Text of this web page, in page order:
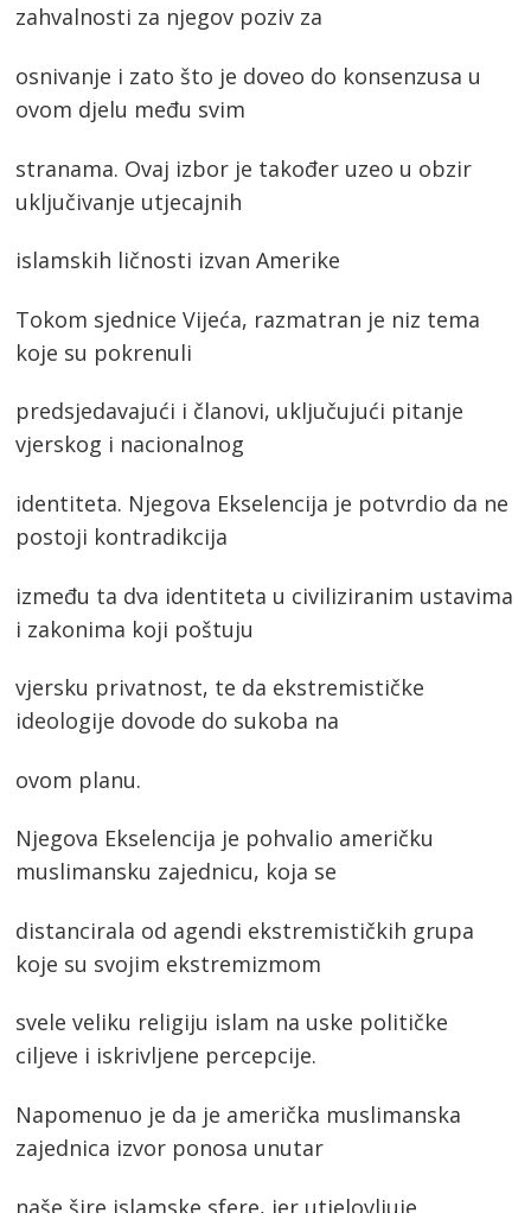
zahvalnosti za njegov poziv za
osnivanje i zato što je doveo do konsenzusa u
ovom djelu među svim
stranama. Ovaj izbor je također uzeo u obzir
uključivanje utjecajnih
islamskih ličnosti izvan Amerike
Tokom sjednice Vijeća, razmatran je niz tema
koje su pokrenuli
predsjedavajući i članovi, uključujući pitanje
vjerskog i nacionalnog
identiteta. Njegova Ekselencija je potvrdio da ne
postoji kontradikcija
između ta dva identiteta u civiliziranim ustavima
i zakonima koji poštuju
vjersku privatnost, te da ekstremističke
ideologije dovode do sukoba na
ovom planu.
Njegova Ekselencija je pohvalio američku
muslimansku zajednicu, koja se
distancirala od agendi ekstremističkih grupa
koje su svojim ekstremizmom
svele veliku religiju islam na uske političke
ciljeve i iskrivljene percepcije.
Napomenuo je da je američka muslimanska
zajednica izvor ponosa unutar
naše šire islamske sfere, jer utjelovljuje